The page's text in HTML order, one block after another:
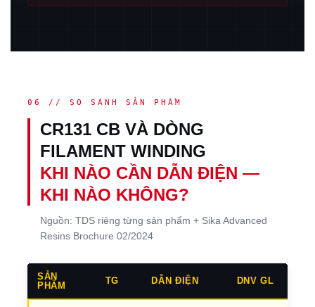
06 // SO SÁNH SẢN PHẨM
CR131 CB VÀ DÒNG
FILAMENT WINDING
KHI NÀO CẦN DẪN ĐIỆN —
KHI NÀO KHÔNG?
Nguồn: TDS riêng từng sản phẩm + Sika Advanced
Resins Brochure 02/2024
SẢN
PHẨM
TG DẪN ĐIỆN DNV GL